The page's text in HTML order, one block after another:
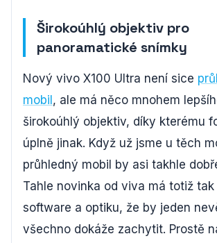
Širokoúhlý objektiv pro
panoramatické snímky
Nový vivo X100 Ultra není sice
mobil , ale má něco mnohem
širokoúhlý objektiv, díky kterému
úplně jinak. Když už jsme u těch
průhledný mobil by asi takhle
Tahle novinka od viva má totiž
software a optiku, že by jeden
všechno dokáže zachytit. Prostě